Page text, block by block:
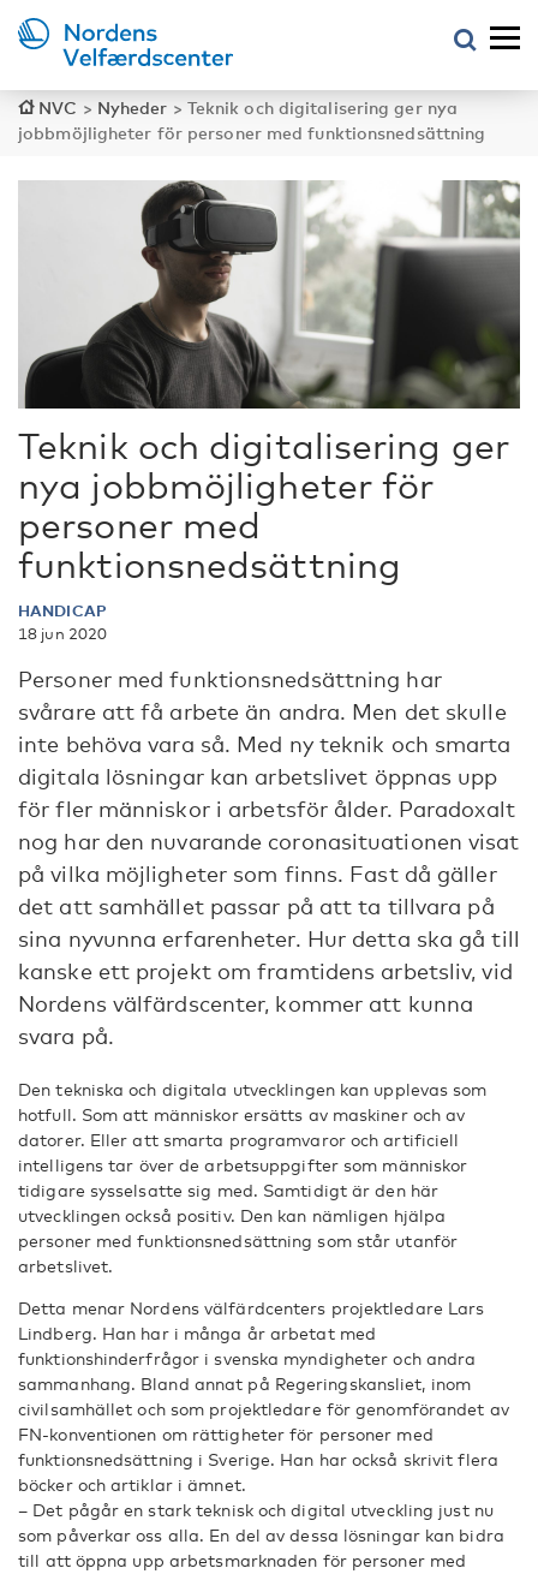
NVC > Nyheder > Teknik och digitalisering ger nya
jobbmöjligheter för personer med funktionsnedsättning
Teknik och digitalisering ger
nya jobbmöjligheter för
personer med
funktionsnedsättning
HANDICAP
18 jun 2020
Personer med funktionsnedsättning har
svårare att få arbete än andra. Men det skulle
inte behöva vara så. Med ny teknik och smarta
digitala lösningar kan arbetslivet öppnas upp
för fler människor i arbetsför ålder. Paradoxalt
nog har den nuvarande coronasituationen visat
på vilka möjligheter som finns. Fast då gäller
det att samhället passar på att ta tillvara på
sina nyvunna erfarenheter. Hur detta ska gå till
kanske ett projekt om framtidens arbetsliv, vid
Nordens välfärdscenter, kommer att kunna
svara på.
Den tekniska och digitala utvecklingen kan upplevas som
hotfull. Som att människor ersätts av maskiner och av
datorer. Eller att smarta programvaror och artificiell
intelligens tar över de arbetsuppgifter som människor
tidigare sysselsatte sig med. Samtidigt är den här
utvecklingen också positiv. Den kan nämligen hjälpa
personer med funktionsnedsättning som står utanför
arbetslivet.
Detta menar Nordens välfärdcenters projektledare Lars
Lindberg. Han har i många år arbetat med
funktionshinderfrågor i svenska myndigheter och andra
sammanhang. Bland annat på Regeringskansliet, inom
civilsamhället och som projektledare för genomförandet av
FN-konventionen om rättigheter för personer med
funktionsnedsättning i Sverige. Han har också skrivit flera
böcker och artiklar i ämnet.
– Det pågår en stark teknisk och digital utveckling just nu
som påverkar oss alla. En del av dessa lösningar kan bidra
till att öppna upp arbetsmarknaden för personer med